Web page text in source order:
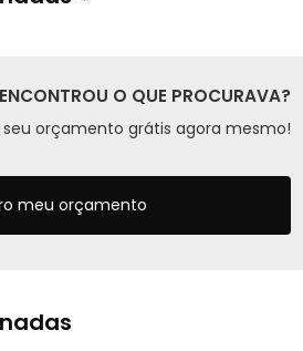
ENCONTROU O QUE PROCURAVA?
seu orçamento grátis agora mesmo!
meu orçamento